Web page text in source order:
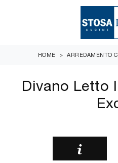
HOME > ARREDAMENTO
Divano Letto